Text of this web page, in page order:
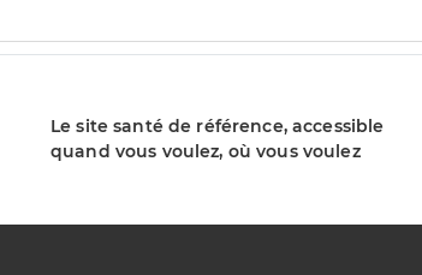
Le site santé de référence, accessible
quand vous voulez, où vous voulez